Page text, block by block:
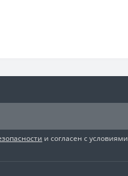
и согласен с условиями